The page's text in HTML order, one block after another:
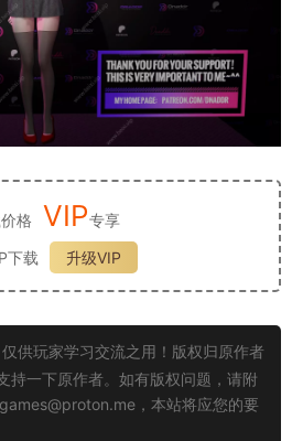
格 VIP专享
下载
升级VIP
供玩家学习交流之用！版权归原作者
持一下原作者。如有版权问题，请附
，本站将应您的要